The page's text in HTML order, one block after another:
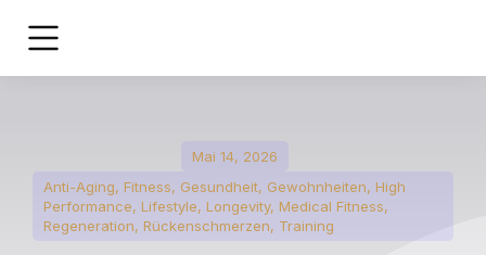
Mai 14, 2026
Anti-Aging, Fitness, Gesundheit, Gewohnheiten, High
Performance, Lifestyle, Longevity, Medical Fitness,
Regeneration, Rückenschmerzen, Training